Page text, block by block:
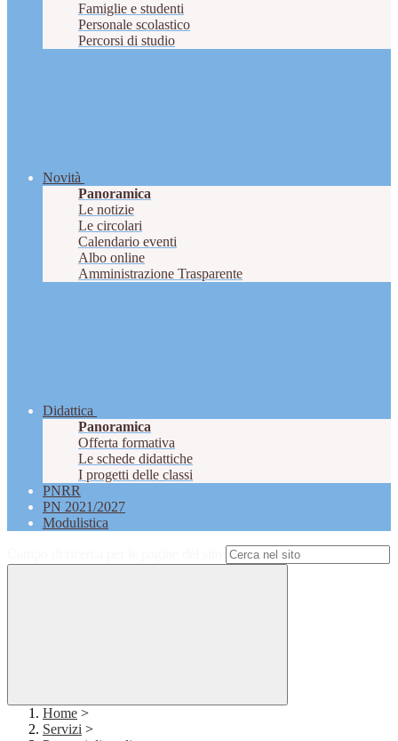
Famiglie e studenti
Personale scolastico
Percorsi di studio
Novità
Panoramica
Le notizie
Le circolari
Calendario eventi
Albo online
Amministrazione Trasparente
Didattica
Panoramica
Offerta formativa
Le schede didattiche
I progetti delle classi
PNRR
PN 2021/2027
Modulistica
Home >
Servizi >